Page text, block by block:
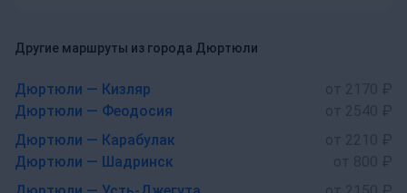
Другие маршруты из города Дюртюли
Дюртюли — Кизляр
Дюртюли — Феодосия
Дюртюли — Карабулак
Дюртюли — Шадринск